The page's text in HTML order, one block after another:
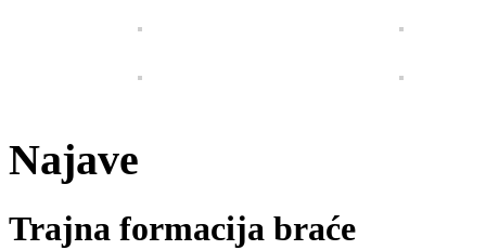
Najave
Trajna formacija braće